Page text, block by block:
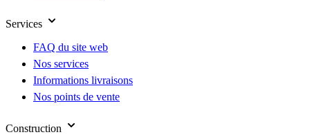
Services
FAQ du site web
Nos services
Informations livraisons
Nos points de vente
Construction